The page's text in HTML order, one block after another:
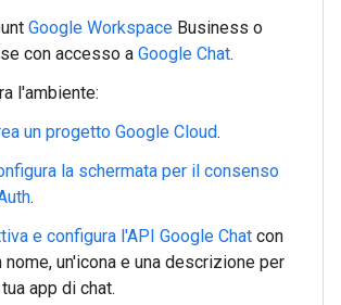
Google Workspace Business o
con accesso a Google Chat.
l'ambiente:
un progetto Google Cloud.
la schermata per il consenso
.
e configura l'API Google Chat con
nome, un'icona e una descrizione per
app di chat.